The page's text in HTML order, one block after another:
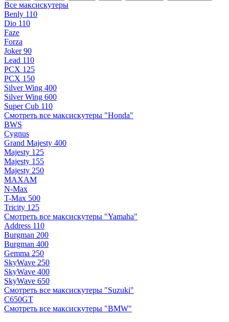
Все максискутеры
Benly 110
Dio 110
Faze
Forza
Joker 90
Lead 110
PCX 125
PCX 150
Silver Wing 400
Silver Wing 600
Super Cub 110
Смотреть все максискутеры "Honda"
BWS
Cygnus
Grand Majesty 400
Majesty 125
Majesty 155
Majesty 250
MAXAM
N-Max
T-Max 500
Tricity 125
Смотреть все максискутеры "Yamaha"
Address 110
Burgman 200
Burgman 400
Gemma 250
SkyWave 250
SkyWave 400
SkyWave 650
Смотреть все максискутеры "Suzuki"
C650GT
Смотреть все максискутеры "BMW"